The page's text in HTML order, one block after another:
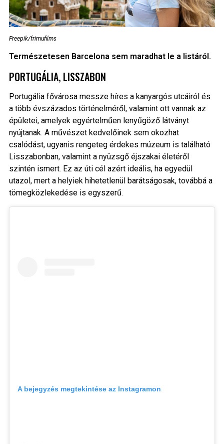
Freepik/frimufilms
Természetesen Barcelona sem maradhat le a listáról.
PORTUGÁLIA, LISSZABON
Portugália fővárosa messze híres a kanyargós utcáiról és
a több évszázados történelméről, valamint ott vannak az
épületei, amelyek egyértelműen lenyűgöző látványt
nyújtanak. A művészet kedvelőinek sem okozhat
csalódást, ugyanis rengeteg érdekes múzeum is található
Lisszabonban, valamint a nyüzsgő éjszakai életéről
szintén ismert. Ez az úti cél azért ideális, ha egyedül
utazol, mert a helyiek hihetetlenül barátságosak, továbbá a
tömegközlekedése is egyszerű.
A bejegyzés megtekintése az Instagramon